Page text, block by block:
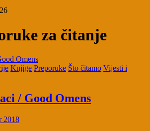
za čitanje
Knjige Preporuke Što čitamo Vijesti i
/ Good Omens
2018